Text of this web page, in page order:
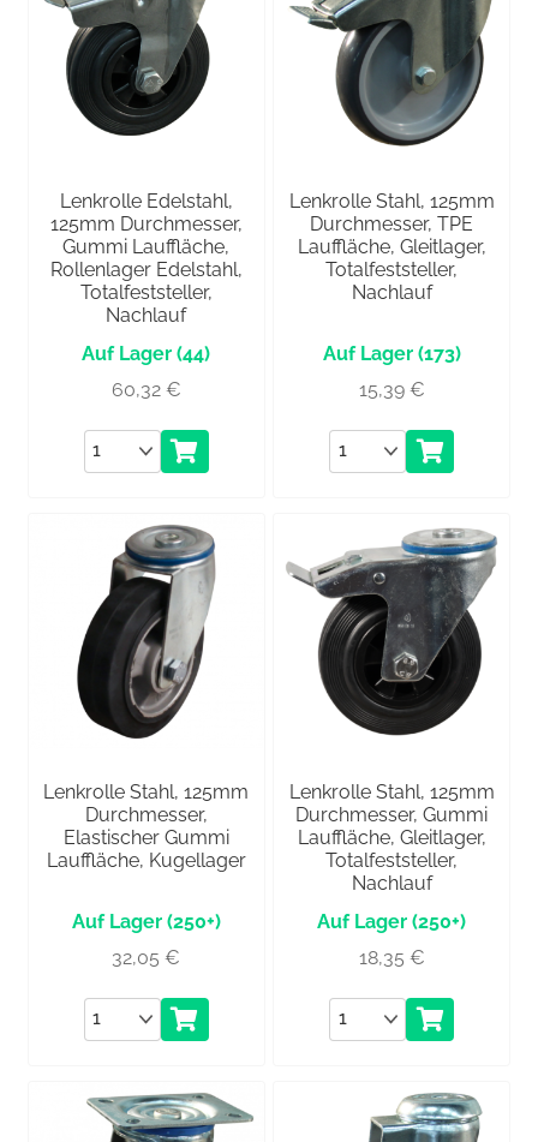
Lenkrolle Edelstahl,
125mm Durchmesser,
Gummi Lauffläche,
Rollenlager Edelstahl,
Totalfeststeller,
Nachlauf
(44)
60,32 €
Anzahl
Lenkrolle Stahl, 125mm
Durchmesser, TPE
Lauffläche, Gleitlager,
Totalfeststeller,
Nachlauf
(173)
15,39 €
Anzahl
Lenkrolle Stahl, 125mm
Durchmesser,
Elastischer Gummi
Lauffläche, Kugellager
(250+)
32,05€
Anzahl
Lenkrolle Stahl, 125mm
Durchmesser, Gummi
Lauffläche, Gleitlager,
Totalfeststeller,
Nachlauf
(250+)
18,35 €
Anzahl